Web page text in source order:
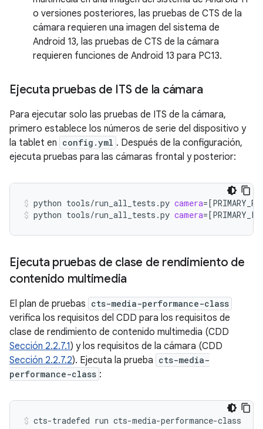
o versiones posteriores, las pruebas de CTS de la
cámara requieren una imagen del sistema de
Android 13, las pruebas de CTS de la cámara
requieren funciones de Android 13 para PC13.
Ejecuta pruebas de ITS de la cámara
Para ejecutar solo las pruebas de ITS de la cámara,
primero establece los números de serie del dispositivo y
la tablet en config.yml . Después de la configuración,
ejecuta pruebas para las cámaras frontal y posterior:
python tools/run_all_tests.py camera=[
python tools/run_all_tests.py camera=[
Ejecuta pruebas de clase de rendimiento de
contenido multimedia
El plan de pruebas cts-media-performance-class
verifica los requisitos del CDD para los requisitos de
clase de rendimiento de contenido multimedia (CDD
Sección 2.2.7.1) y los requisitos de la cámara (CDD
Sección 2.2.7.2). Ejecuta la prueba cts-media-
performance-class :
cts-tradefed run cts-media-performance-class